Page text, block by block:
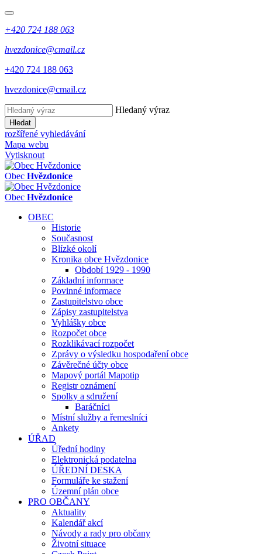
+420 724 188 063
hvezdonice@cmail.cz
+420 724 188 063
hvezdonice@cmail.cz
Hledaný výraz
Hledat
rozšířené vyhledávání
Mapa webu
Vytisknout
Obec Hvězdonice
Obec Hvězdonice
OBEC
Historie
Současnost
Blízké okolí
Kronika obce Hvězdonice
Období 1929 - 1990
Základní informace
Povinné informace
Zastupitelstvo obce
Zápisy zastupitelstva
Vyhlášky obce
Rozpočet obce
Rozklikávací rozpočet
Zprávy o výsledku hospodaření obce
Závěrečné účty obce
Mapový portál Mapotip
Registr oznámení
Spolky a sdružení
Baráčníci
Místní služby a řemeslníci
Ankety
ÚŘAD
Úřední hodiny
Elektronická podatelna
ÚŘEDNÍ DESKA
Formuláře ke stažení
Územní plán obce
PRO OBČANY
Aktuality
Kalendář akcí
Návody a rady pro občany
Životní situace